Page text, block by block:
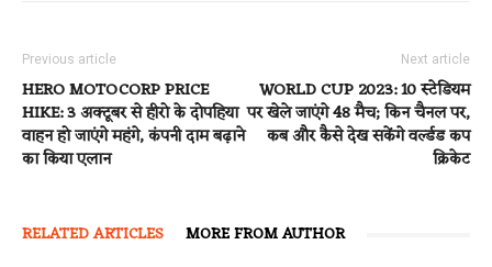
Previous article
HERO MOTOCORP PRICE
HIKE: 3 अक्टूबर से हीरो के दोपहिया
वाहन हो जाएंगे महंगे, कंपनी दाम बढ़ाने
का किया एलान
Next article
WORLD CUP 2023: 10 स्टेडियम
पर खेले जाएंगे 48 मैच; किन चैनल पर,
कब और कैसे देख सकेंगे वर्ल्डड कप
क्रिकेट
RELATED ARTICLES MORE FROM AUTHOR